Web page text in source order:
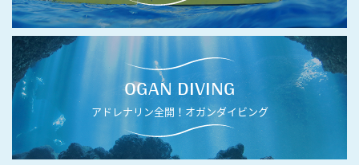
OGAN DIVING
アドレナリン全開！オガンダイビング